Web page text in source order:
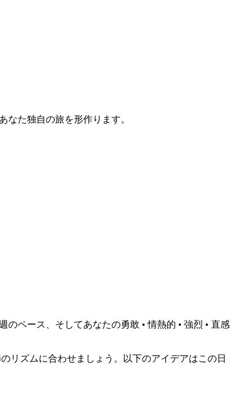
なた独自の旅を形作ります。
ペース、そしてあなたの勇敢 • 情熱的 • 強烈 • 直感
リズムに合わせましょう。以下のアイデアはこの日